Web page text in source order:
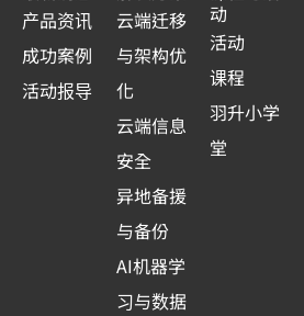
产品资讯
成功案例
活动报导
云端迁移
与架构优
化
云端信息
安全
异地备援
与备份
AI机器学
习与数据
动
活动
课程
羽升小学
堂